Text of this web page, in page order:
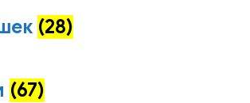
(28)
(67)